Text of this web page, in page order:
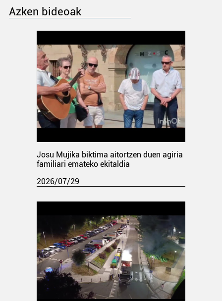
Azken bideoak
Josu Mujika biktima aitortzen duen agiria
familiari emateko ekitaldia
2026/07/29